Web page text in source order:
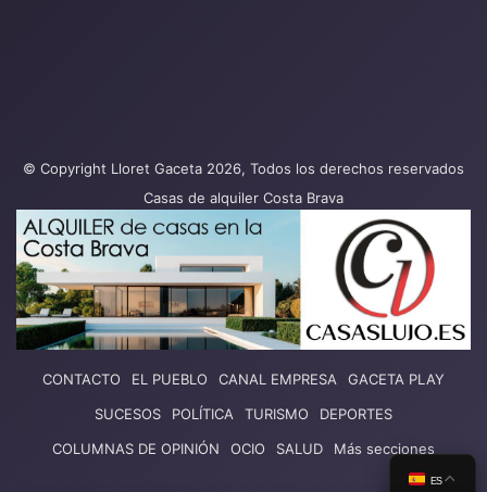
© Copyright Lloret Gaceta 2026, Todos los derechos reservados
Casas de alquiler Costa Brava
CONTACTO EL PUEBLO CANAL EMPRESA
GACETA PLAY
SUCESOS
POLÍTICA TURISMO
DEPORTES
COLUMNAS DE OPINIÓN
OCIO SALUD Más secciones
ES